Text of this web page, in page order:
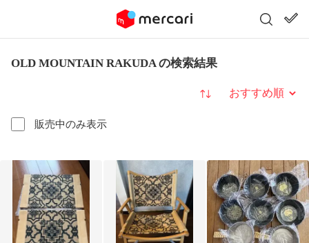
OLD MOUNTAIN RAKUDA の検索結果
販売中のみ表示
並び替え